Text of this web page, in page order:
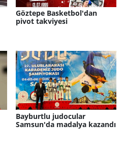
Göztepe Basketbol'dan
pivot takviyesi
Bayburtlu judocular
Samsun'da madalya kazandı